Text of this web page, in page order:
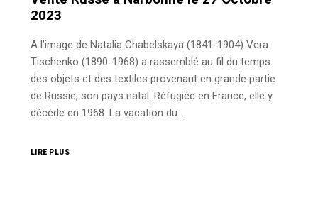
2023
A l’image de Natalia Chabelskaya (1841-1904) Vera
Tischenko (1890-1968) a rassemblé au fil du temps
des objets et des textiles provenant en grande partie
de Russie, son pays natal. Réfugiée en France, elle y
décède en 1968. La vacation du…
LIRE PLUS